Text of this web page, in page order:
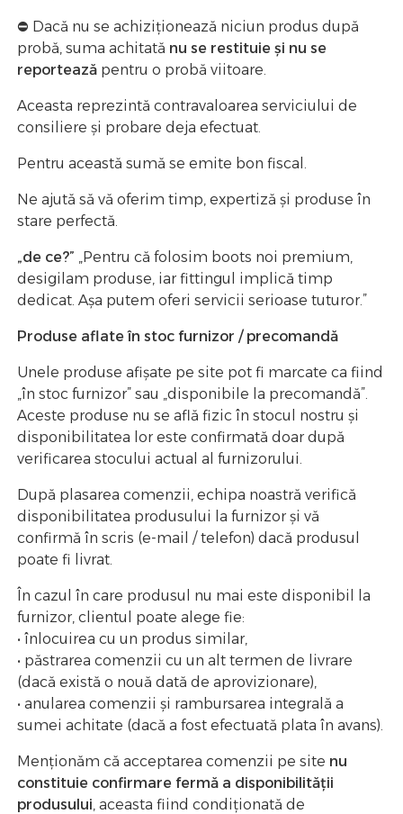
⛔️ Dacă nu se achiziționează niciun produs după
probă, suma achitată nu se restituie și nu se
reportează pentru o probă viitoare.
Aceasta reprezintă contravaloarea serviciului de
consiliere și probare deja efectuat.
Pentru această sumă se emite bon fiscal.
Ne ajută să vă oferim timp, expertiză și produse în
stare perfectă.
„de ce?” „Pentru că folosim boots noi premium,
desigilam produse, iar fittingul
implică timp
dedicat. Așa putem oferi servicii serioase tuturor.”
Produse aflate în stoc furnizor / precomandă
Unele produse afișate pe site pot fi marcate ca fiind
„în stoc furnizor” sau „disponibile la precomandă”.
Aceste produse nu se află fizic în stocul nostru și
disponibilitatea lor este confirmată doar după
verificarea stocului actual al furnizorului.
După plasarea comenzii, echipa noastră verifică
disponibilitatea produsului la furnizor și vă
confirmă în scris (e-mail / telefon) dacă produsul
poate fi livrat.
În cazul în care produsul nu mai este disponibil la
furnizor, clientul poate alege fie:
• înlocuirea cu un produs similar,
• păstrarea comenzii cu un alt termen de livrare
(dacă există o nouă dată de aprovizionare),
• anularea comenzii și rambursarea integrală a
sumei achitate (dacă a fost efectuată plata în avans).
Menționăm că acceptarea comenzii pe site nu
constituie confirmare fermă a disponibilității
produsului, aceasta fiind condiționată de